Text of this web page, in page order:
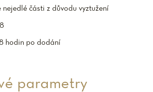
nejedlé části z důvodu vyztužení
hodin po dodání
parametry